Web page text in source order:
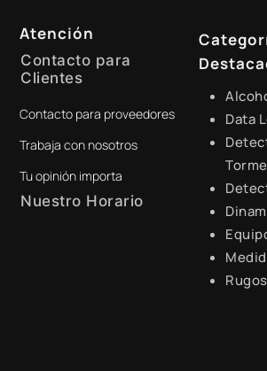
Atención
Contacto para
Clientes
+51 941 525 454
digital@zamtsu.com
Contacto para proveedores
Trabaja con nosotros
Tu opinión importa
Nuestro Horario
Data